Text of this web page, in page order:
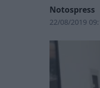
Notospress
22/08/2019